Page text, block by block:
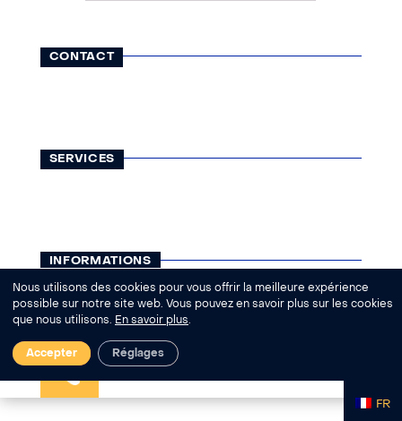
CONTACT
SERVICES
INFORMATIONS
Qui sommes-nous ?
Actualités
Aide - FAQ
FR
Nous utilisons des cookies pour vous offrir la meilleure expérience
possible sur notre site web. Vous pouvez en savoir plus sur les cookies
que nous utilisons. En savoir plus.
Accepter Réglages